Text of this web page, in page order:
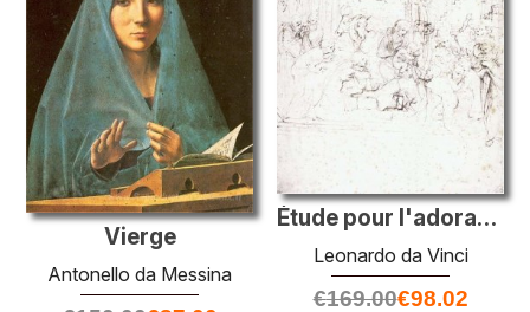
Étude pour l'adoration des mages
Leonardo da Vinci
€169.00€98.02
Vierge
Antonello da Messina